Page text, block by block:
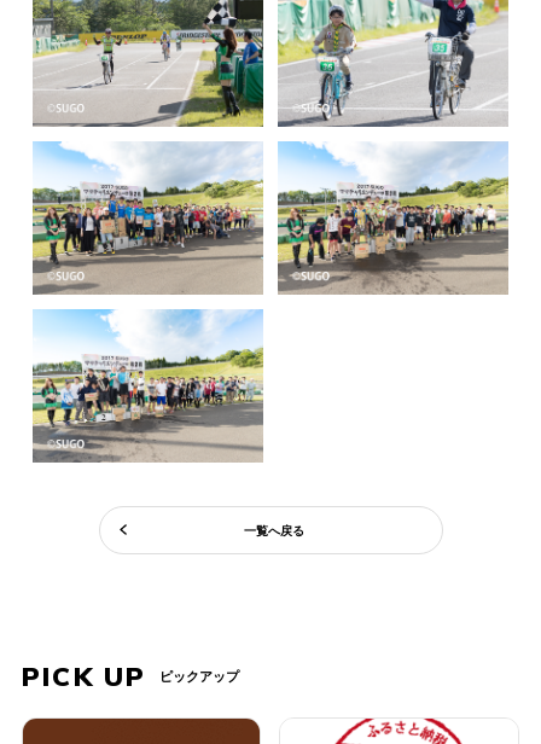
一覧へ戻る
PICK UP ピックアップ
PREV NEXT